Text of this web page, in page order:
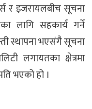
र इजरायलबीच सूचना
लागि सहकार्य गर्ने
स्थापना भएसंगै सूचना
लगायतका क्षेत्रमा
भएको हो ।